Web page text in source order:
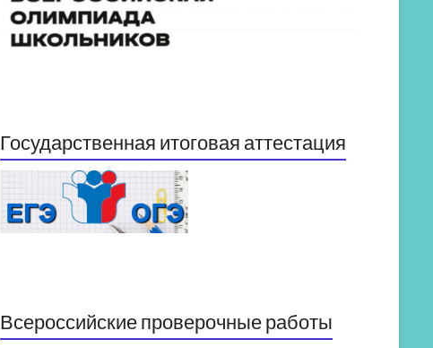
Государственная итоговая аттестация
Всероссийские проверочные работы